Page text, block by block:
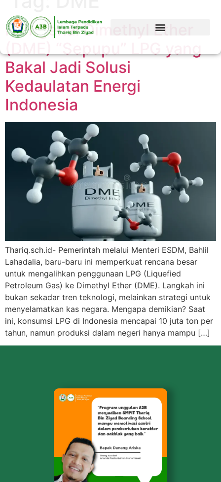
Mengenal Dimethyl Ether
Bakal Jadi Solusi
Kedaulatan Energi
Indonesia
Thariq.sch.id- Pemerintah melalui Menteri ESDM, Bahlil
Lahadalia, baru-baru ini memperkuat rencana besar
untuk mengalihkan penggunaan LPG (Liquefied
Petroleum Gas) ke Dimethyl Ether (DME). Langkah ini
bukan sekadar tren teknologi, melainkan strategi untuk
menyelamatkan kas negara. Mengapa demikian? Saat
ini, konsumsi LPG di Indonesia mencapai 10 juta ton per
tahun, namun produksi dalam negeri hanya mampu […]